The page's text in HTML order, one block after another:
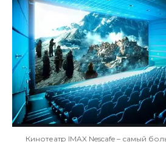
Кинотеатр IMAX Nescafe – самый